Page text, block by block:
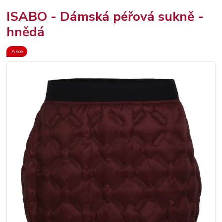
ISABO - Dámská péřová sukně -
hnědá
Akce